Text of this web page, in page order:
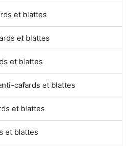
et blattes
et blattes
et blattes
cafards et blattes
et blattes
et blattes